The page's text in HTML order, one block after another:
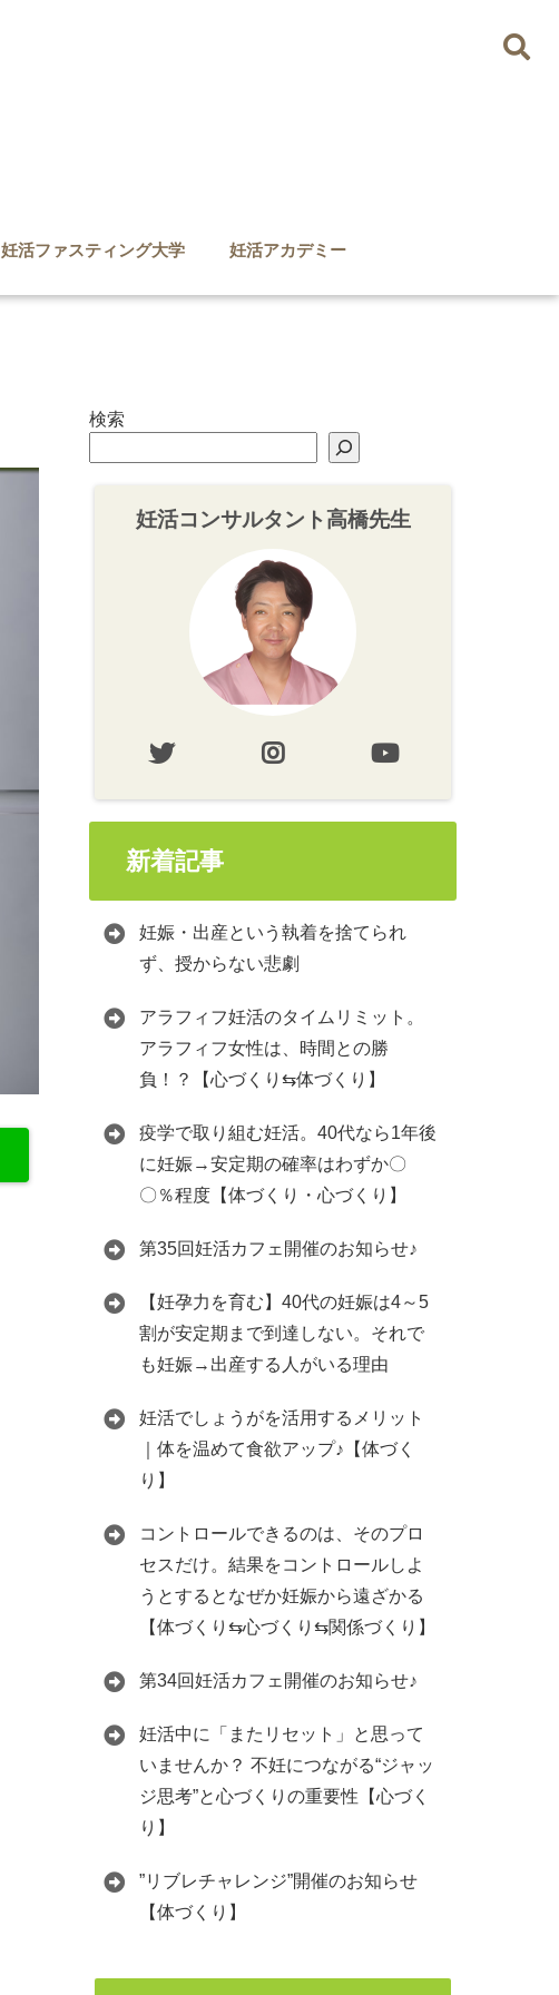
妊活ファスティング大学 妊活アカデミー
検索
妊活コンサルタント高橋先生
新着記事
妊娠・出産という執着を捨てられ
ず、授からない悲劇
アラフィフ妊活のタイムリミット。
アラフィフ女性は、時間との勝
負！？【心づくり⇆体づくり】
疫学で取り組む妊活。40代なら1年後
に妊娠→安定期の確率はわずか〇
〇％程度【体づくり・心づくり】
第35回妊活カフェ開催のお知らせ♪
【妊孕力を育む】40代の妊娠は4～5
割が安定期まで到達しない。それで
も妊娠→出産する人がいる理由
妊活でしょうがを活用するメリット
｜体を温めて食欲アップ♪【体づく
り】
コントロールできるのは、そのプロ
セスだけ。結果をコントロールしよ
うとするとなぜか妊娠から遠ざかる
【体づくり⇆心づくり⇆関係づくり】
第34回妊活カフェ開催のお知らせ♪
妊活中に「またリセット」と思って
いませんか？ 不妊につながる“ジャッ
ジ思考”と心づくりの重要性【心づく
り】
”リブレチャレンジ”開催のお知らせ
【体づくり】